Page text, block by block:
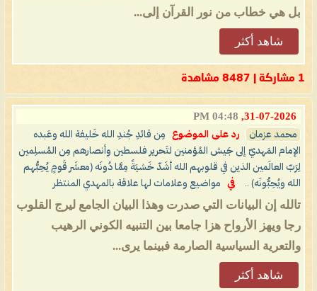
بل هي خطاب من نور القرآن إلى...
شاهد أكثر
1 مشاركة | 8487 مشاهدة
31-07-2026,
04:48 PM
محمد عزمان رد على الموضوع
مِن قائدِ جُندِ الله خَليفة الله وعَبده
الإمام المَهديّ إلى جَيش المُؤمنين لتَحرير فلسطين وأنصارهم مِن المُسلِمين
لِرَبّ العالَمين الذين في قلوبهم الله أشَدّ خَشيَةً مِمَّا دُونَه (معشَر قَومٍ يُحِبُّهم
الله ويُحِبُّونَه) ..
في مواضيع وعلامات لها علاقة بالمهدي المنتظر
تالله إن البيانات التي صدرت وهذا البيان الجامع ليرج القلوب
رجا ويهز الأرواح هزا جامعا بين التنبيه الكوني الرهيب
والتعرية السياسية الصارمة فبينما يرى...
شاهد أكثر